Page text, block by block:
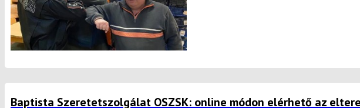
Baptista Szeretetszolgálat OSZSK: online módon elérhető az